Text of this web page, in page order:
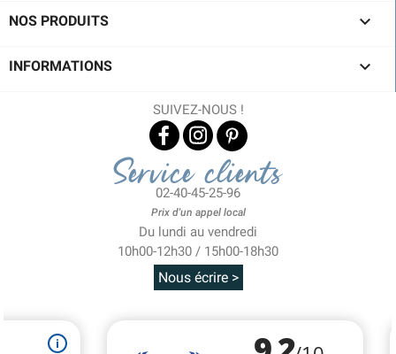
NOS PRODUITS 
INFORMATIONS 
SUIVEZ-NOUS !
Service clients
02-40-45-25-96
Prix d'un appel local
Du lundi au vendredi
10h00-12h30 / 15h00-18h30
Nous écrire >